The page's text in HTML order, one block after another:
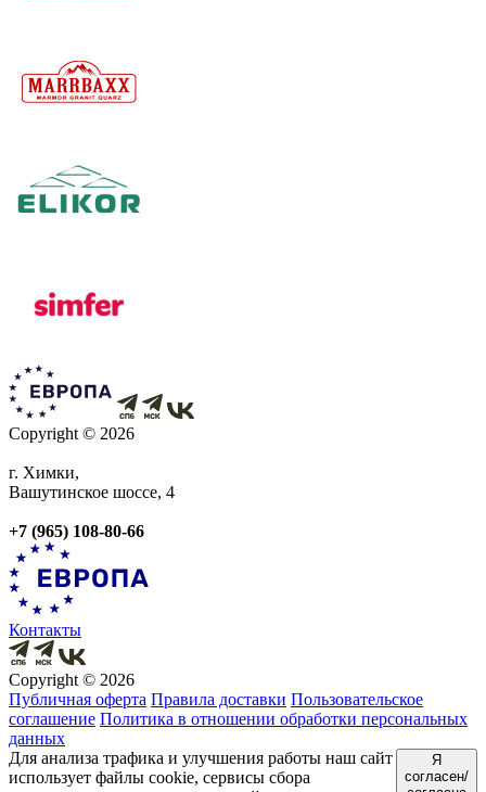
Copyright © 2026
г. Химки,
Вашутинское шоссе, 4
+7 (965) 108-80-66
Контакты
Copyright © 2026
Публичная оферта Правила доставки Пользовательское
соглашение Политика в отношении обработки персональных
данных
Для анализа трафика и улучшения работы наш сайт
использует файлы cookie, сервисы сбора
Я
согласен/